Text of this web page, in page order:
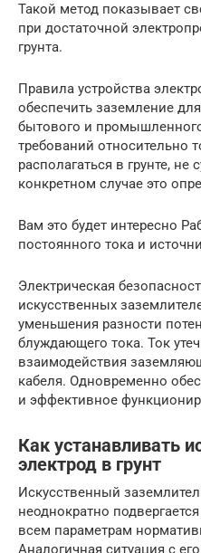
Такой метод показывает
при достаточной
грунта.
Правила устройства
обеспечить заземление
бытового и
требований относительно
располагаться в грунте,
конкретном случае это
Вам это будет интересно
постоянного тока и
Электрическая
искусственных
уменьшения разности
блуждающего тока. Ток
взаимодействия
кабеля. Одновременно
и эффективное
Как устанавливать
электрод в грунт
Искусственный
неоднократно
всем параметрам
Аналогичная ситуация с